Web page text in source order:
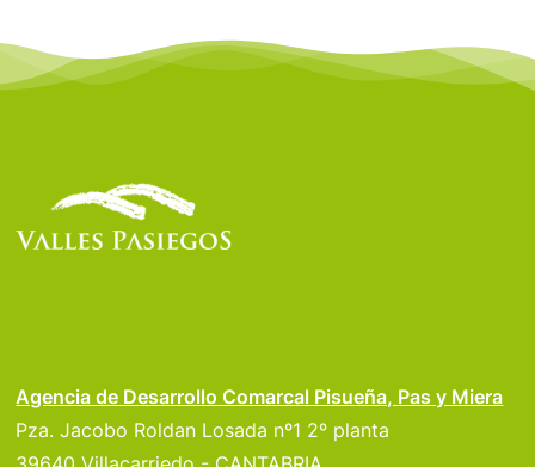
Agencia de Desarrollo Comarcal Pisueña, Pas y Miera
Pza. Jacobo Roldan Losada nº1 2º planta